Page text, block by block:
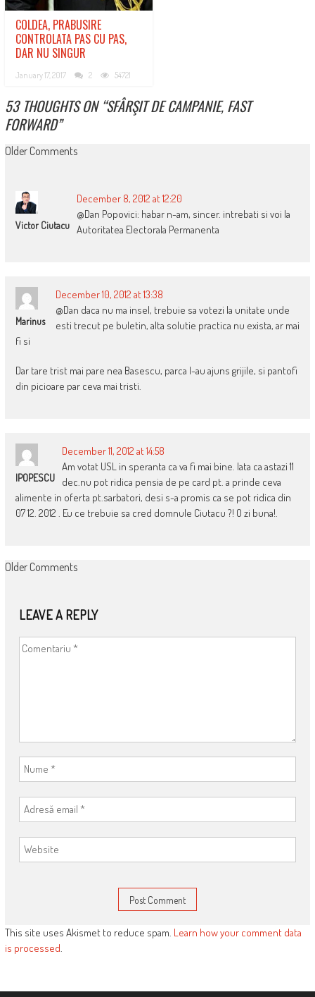
COLDEA, PRABUSIRE
CONTROLATA PAS CU PAS,
DAR NU SINGUR
January 17, 2017 2 54721
53 THOUGHTS ON “SFÂRŞIT DE CAMPANIE, FAST
FORWARD”
COMMENT
Older Comments
Victor Ciutacu
December 8, 2012 at 12:20
@Dan Popovici: habar n-am, sincer. intrebati si voi la
Autoritatea Electorala Permanenta
Marinus
December 10, 2012 at 13:38
@Dan daca nu ma insel, trebuie sa votezi la unitate unde
esti trecut pe buletin, alta solutie practica nu exista, ar mai
fi si
Dar tare trist mai pare nea Basescu, parca l-au ajuns grijile, si pantofi
din picioare par ceva mai tristi.
IPOPESCU
December 11, 2012 at 14:58
Am votat USL in speranta ca va fi mai bine. Iata ca astazi 11
dec.nu pot ridica pensia de pe card pt. a prinde ceva
alimente in oferta pt.sarbatori, desi s-a promis ca se pot ridica din
07 12. 2012 . Eu ce trebuie sa cred domnule Ciutacu ?! O zi buna!.
COMMENT
Older Comments
LEAVE A REPLY
This site uses Akismet to reduce spam. Learn how your comment data
is processed